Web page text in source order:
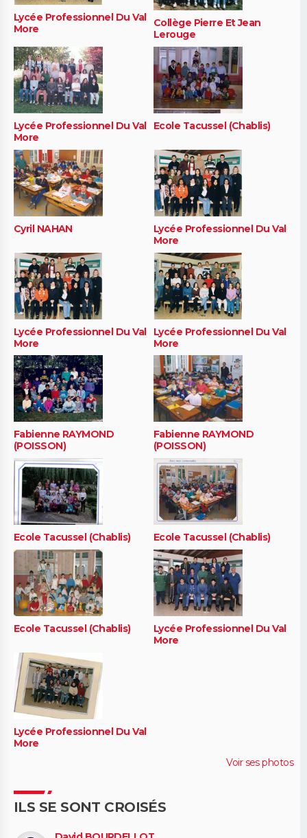
Lycée Professionnel Du Val
More
Collège Pierre Et Jean
Lerouge
Lycée Professionnel Du Val
More
Ecole Tacussel (Chablis)
Cyril NAHAN
Lycée Professionnel Du Val
More
Lycée Professionnel Du Val
More
Lycée Professionnel Du Val
More
Fabienne RAYMOND
(POISSON)
Fabienne RAYMOND
(POISSON)
Ecole Tacussel (Chablis) Ecole Tacussel (Chablis)
Ecole Tacussel (Chablis)
Lycée Professionnel Du Val
More
Lycée Professionnel Du Val
More
Voir ses photos
ILS SE SONT CROISÉS